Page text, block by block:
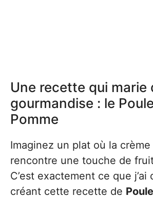
Une recette qui marie
gourmandise : le
Pomme
Imaginez un plat où la
rencontre une touche de
C’est exactement ce que
créant cette recette de